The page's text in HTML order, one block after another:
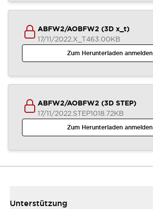
ABFW2/AOBFW2 (3D x_t)
17/11/2022.X_T463.00KB
Zum Herunterladen anmelden
ABFW2/AOBFW2 (3D STEP)
17/11/2022.STEP1018.72KB
Zum Herunterladen anmelden
Unterstützung